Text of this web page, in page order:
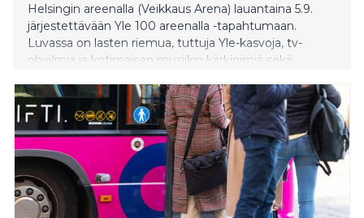
Helsingin areenalla (Veikkaus Arena) lauantaina 5.9.
järjestettävään Yle 100 areenalla -tapahtumaan.
Luvassa on lasten riemua, tuttuja Yle-kasvoja, tv-
ohjelmia ja kotimaisen musiikin kärkinimiä sekä